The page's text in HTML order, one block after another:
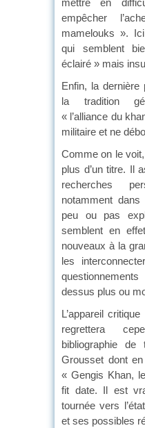
mettre en
empêcher
mamelouks ».
qui semblent
éclairé » mais
Enfin, la dernière
la tradition
« l’alliance du
militaire et ne
Comme on le
plus d’un titre. Il
recherches
notamment dans
peu ou pas
semblent en
nouveaux à la
les
dessus plus ou
L’appareil
regrettera
bibliographie
Grousset dont
« Gengis Khan,
fit date. Il est
tournée vers
et ses possibles